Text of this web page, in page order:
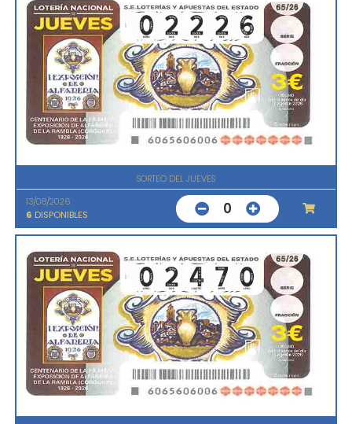
SORTEO DEL JUEVES
13/08/2026
6 DISPONIBLES 0